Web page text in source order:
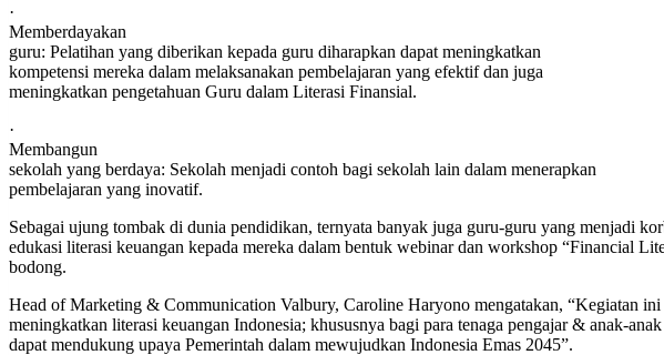
·
Memberdayakan
guru: Pelatihan yang diberikan kepada guru diharapkan dapat meningkatkan
kompetensi mereka dalam melaksanakan pembelajaran yang efektif dan juga
meningkatkan pengetahuan Guru dalam Literasi Finansial.
·
Membangun
sekolah yang berdaya: Sekolah menjadi contoh bagi sekolah lain dalam menerapkan
pembelajaran yang inovatif.
Sebagai ujung tombak di dunia pendidikan, ternyata banyak juga guru-guru yang menjadi
edukasi literasi keuangan kepada mereka dalam bentuk webinar dan workshop “Financial
bodong.
Head of Marketing & Communication Valbury, Caroline Haryono mengatakan, “Kegiatan
meningkatkan literasi keuangan Indonesia; khususnya bagi para tenaga pengajar & anak-
dapat mendukung upaya Pemerintah dalam mewujudkan Indonesia Emas 2045”.